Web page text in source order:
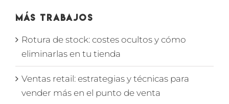
Más Trabajos
Rotura de stock: costes ocultos y cómo
eliminarlas en tu tienda
Ventas retail: estrategias y técnicas para
vender más en el punto de venta